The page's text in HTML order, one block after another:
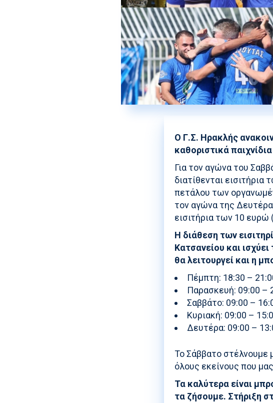
Ο Γ.Σ. Ηρακλής
καθοριστικά
Για τον αγώνα του
διατίθενται
πετάλου των
τον αγώνα της
εισιτήρια των 10 ευρώ
Η διάθεση των
Κατσανείου και
θα λειτουργεί και η
Πέμπτη: 18:30 –
Παρασκευή: 09:00 –
Σαββάτο: 09:00 –
Κυριακή: 09:00 –
Δευτέρα: 09:00 –
Το Σάββατο στέλνουμε
όλους εκείνους που
Τα καλύτερα είναι
τα ζήσουμε. Στήριξη